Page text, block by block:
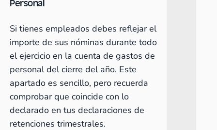
Personal
Si tienes empleados debes reflejar el
importe de sus nóminas durante todo
el ejercicio en la cuenta de gastos de
personal del cierre del año. Este
apartado es sencillo, pero recuerda
comprobar que coincide con lo
declarado en tus declaraciones de
retenciones trimestrales.